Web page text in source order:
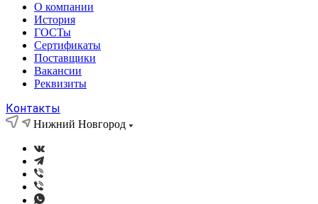
О компании
История
ГОСТы
Сертификаты
Поставщики
Вакансии
Реквизиты
Контакты
Нижний Новгород